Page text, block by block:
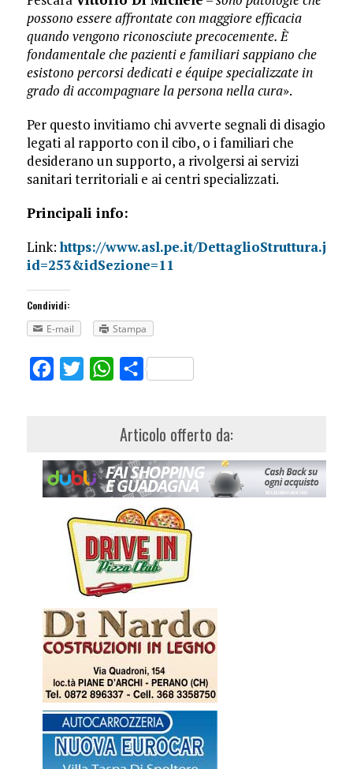
possono essere affrontate con maggiore efficacia
quando vengono riconosciute precocemente. È
fondamentale che pazienti e familiari sappiano che
esistono percorsi dedicati e équipe specializzate in
grado di accompagnare la persona nella cura».
Per questo invitiamo chi avverte segnali di disagio
legati al rapporto con il cibo, o i familiari che
desiderano un supporto, a rivolgersi ai servizi
sanitari territoriali e ai centri specializzati.
Principali info:
Link:https://www.asl.pe.it/DettaglioStruttura.jsp?
id=253&idSezione=11
Condividi:
E-mail
Stampa
FacebookTwitterWhatsApp
Share
Articolo offerto da: